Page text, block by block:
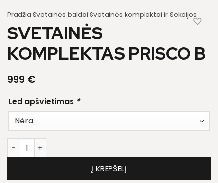
Pradžia Svetainės baldai Svetainės komplektai ir Sekcijos
SVETAINĖS
KOMPLEKTAS PRISCO B
999 €
Led apšvietimas *
produkto kiekis: Svetainės komplektas Prisco B
Į KREPŠELĮ